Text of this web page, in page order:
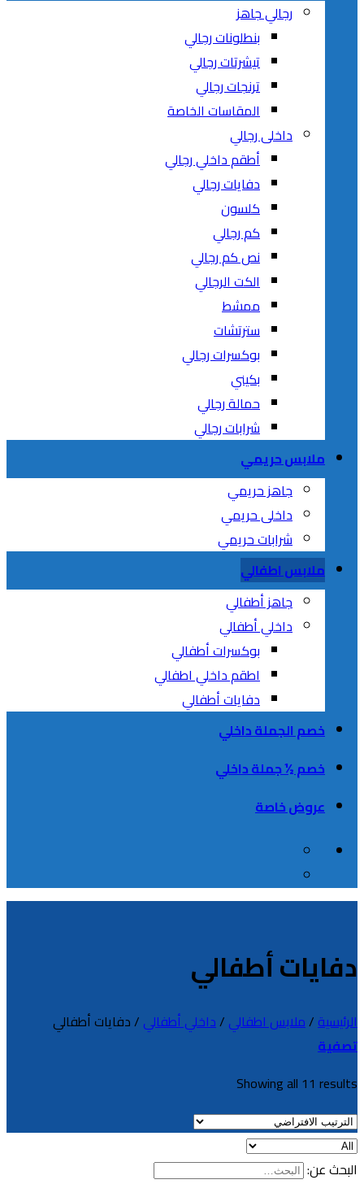
رجالي جاهز
بنطلونات رجالي
تيشرتات رجالي
ترنجات رجالي
المقاسات الخاصة
داخلى رجالي
أطقم داخلي رجالي
دفايات رجالي
كلسون
كم رجالي
نص كم رجالي
الكت الرجالي
ممشط
سترتشات
بوكسرات رجالي
بكيني
حمالة رجالي
شرابات رجالي
ملابس حريمي
جاهز حريمي
داخلى حريمي
شرابات حريمي
ملابس اطفالي
جاهز أطفالي
داخلي أطفالي
بوكسرات أطفالي
اطقم داخلي اطفالي
دفايات أطفالي
خصم الجملة داخلي
خصم ½ جملة داخلي
عروض خاصة
دفايات أطفالي
الرئيسية/ملابس اطفالي /داخلي أطفالي /دفايات أطفالي
تصفية
Showing all 11 results
البحث عن: